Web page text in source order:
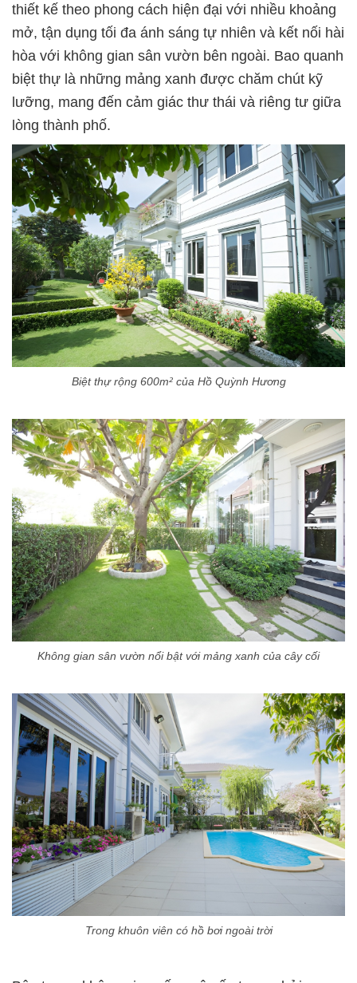
thiết kế theo phong cách hiện đại với nhiều khoảng
mở, tận dụng tối đa ánh sáng tự nhiên và kết nối hài
hòa với không gian sân vườn bên ngoài. Bao quanh
biệt thự là những mảng xanh được chăm chút kỹ
lưỡng, mang đến cảm giác thư thái và riêng tư giữa
lòng thành phố.
Biệt thự rộng 600m² của Hồ Quỳnh Hương
Không gian sân vườn nổi bật với mảng xanh của cây cối
Trong khuôn viên có hồ bơi ngoài trời